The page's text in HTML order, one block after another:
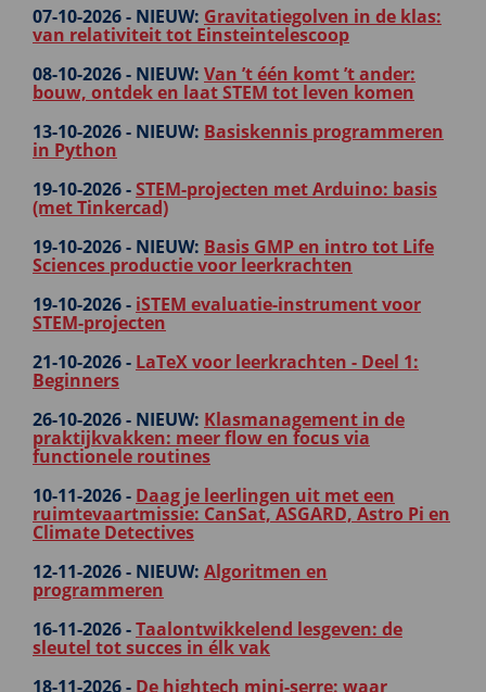
07-10-2026 - NIEUW: Gravitatiegolven in de klas:
van relativiteit tot Einsteintelescoop
08-10-2026 - NIEUW: Van ’t één komt ’t ander:
bouw, ontdek en laat STEM tot leven komen
13-10-2026 - NIEUW: Basiskennis programmeren
in Python
19-10-2026 -STEM-projecten met Arduino: basis
(met Tinkercad)
19-10-2026 - NIEUW: Basis GMP en intro tot Life
Sciences productie voor leerkrachten
19-10-2026 - iSTEM evaluatie-instrument voor
STEM-projecten
21-10-2026 - LaTeX voor leerkrachten - Deel 1:
Beginners
26-10-2026 - NIEUW: Klasmanagement in de
praktijkvakken: meer flow en focus via
functionele routines
10-11-2026 - Daag je leerlingen uit met een
ruimtevaartmissie: CanSat, ASGARD, Astro Pi en
Climate Detectives
12-11-2026 - NIEUW: Algoritmen en
programmeren
16-11-2026 -Taalontwikkelend lesgeven: de
sleutel tot succes in élk vak
18-11-2026 - De hightech mini-serre: waar